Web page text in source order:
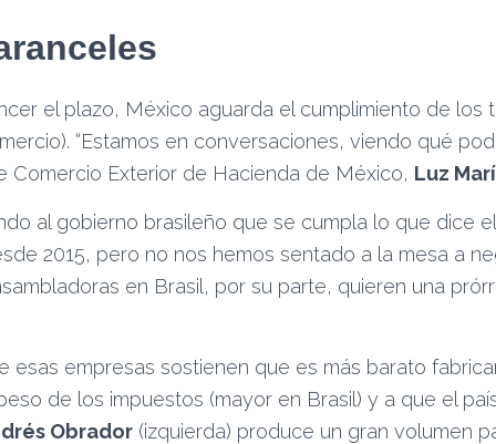
el plazo, México aguarda el cumplimiento de los
“Estamos en conversaciones, viendo qué
Comercio Exterior de Hacienda de México, Luz
al gobierno brasileño que se cumpla lo que dice
2015, pero no nos hemos sentado a la mesa a
en Brasil, por su parte, quieren una
esas empresas sostienen que es más barato
de los impuestos (mayor en Brasil) y a que el
Obrador (izquierda) produce un gran volumen